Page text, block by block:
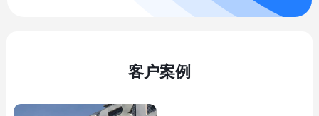
客户案例